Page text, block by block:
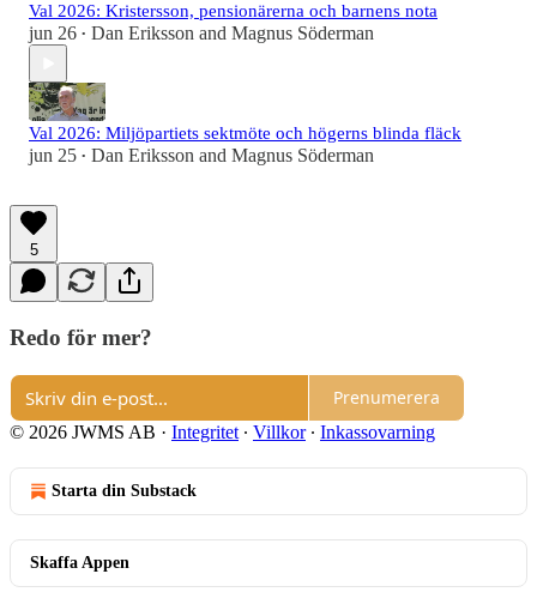
Val 2026: Kristersson, pensionärerna och barnens nota
jun 26 • Dan Eriksson and Magnus Söderman
Val 2026: Miljöpartiets sektmöte och högerns blinda fläck
jun 25 • Dan Eriksson and Magnus Söderman
5
Redo för mer?
Prenumerera
© 2026 JWMS AB · Integritet ∙ Villkor∙ Inkassovarning
Starta din Substack
Skaffa Appen